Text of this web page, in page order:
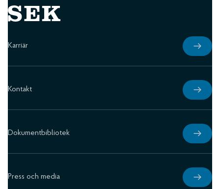
Karriär
Kontakt
Dokumentbibliotek
Press och media